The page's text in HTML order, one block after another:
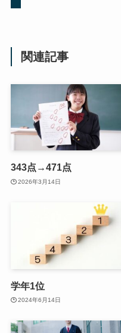
関連記事
343点→471点
2026年3月14日
学年1位
2024年6月14日